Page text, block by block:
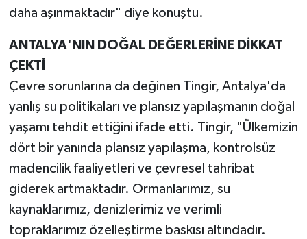
daha aşınmaktadır" diye konuştu.
ANTALYA'NIN DOĞAL DEĞERLERİNE DİKKAT
ÇEKTİ
Çevre sorunlarına da değinen Tingir, Antalya'da
yanlış su politikaları ve plansız yapılaşmanın doğal
yaşamı tehdit ettiğini ifade etti. Tingir, "Ülkemizin
dört bir yanında plansız yapılaşma, kontrolsüz
madencilik faaliyetleri ve çevresel tahribat
giderek artmaktadır. Ormanlarımız, su
kaynaklarımız, denizlerimiz ve verimli
topraklarımız özelleştirme baskısı altındadır.